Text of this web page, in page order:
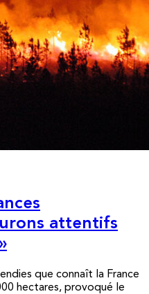
attentifs
que connaît la France
hectares, provoqué le